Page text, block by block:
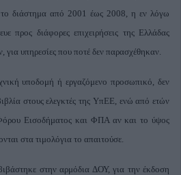
το διάστημα από 2001 έως 2008, η εν λόγω
προς διάφορες επιχειρήσεις της Ελλάδας
για υπηρεσίες που ποτέ δεν παρασχέθηκαν.
υποδομή ή εργαζόμενο προσωπικό, δεν
στους ελεγκτές της ΥπΕΕ, ενώ από ετών
Εισοδήματος και ΦΠΑ αν και το ύψος
στα τιμολόγια το απαιτούσε.
στην αρμόδια ΔΟΥ, για την έκδοση